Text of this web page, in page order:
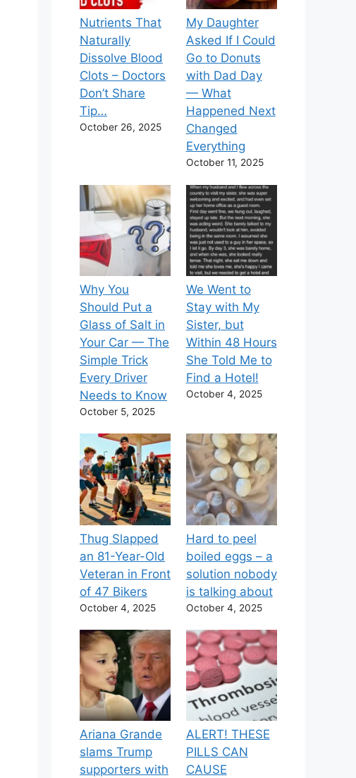
Nutrients That
Naturally
Dissolve Blood
Clots – Doctors
Don’t Share
Tip…
October 26, 2025
My Daughter
Asked If I Could
Go to Donuts
with Dad Day
— What
Happened Next
Changed
Everything
October 11, 2025
Why You
Should Put a
Glass of Salt in
Your Car — The
Simple Trick
Every Driver
Needs to Know
October 5, 2025
We Went to
Stay with My
Sister, but
Within 48 Hours
She Told Me to
Find a Hotel!
October 4, 2025
Thug Slapped
an 81-Year-Old
Veteran in Front
of 47 Bikers
October 4, 2025
Hard to peel
boiled eggs – a
solution nobody
is talking about
October 4, 2025
Ariana Grande
slams Trump
supporters with
ALERT! THESE
PILLS CAN
CAUSE